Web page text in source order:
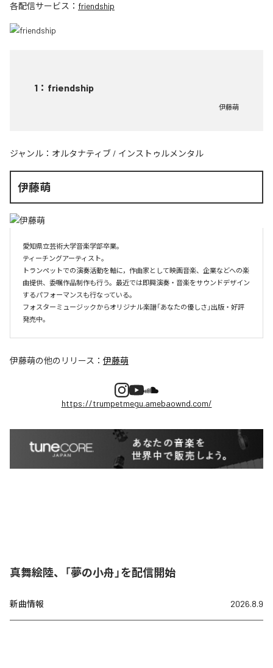
各配信サービス： friendship
1 ： friendship
伊藤萌
ジャンル： オルタナティブ / インストゥルメンタル
伊藤萌
愛知県立芸術大学音楽学部卒業。
ティーチングアーティスト。
トランペットでの演奏活動を軸に，作曲家として映画音楽、企業などへの楽
曲提供、委嘱作品制作も行う。最近では即興演奏・音楽をサウンドデザイン
するパフォーマンスも行なっている。
フォスターミュージックからオリジナル楽譜「あなたの優しさ」出版・好評
伊藤萌の他のリリース： 伊藤萌
https://trumpetmegu.amebaownd.com/
真舞絵陸、「夢の小舟」を配信開始
新曲情報 2026.8.9